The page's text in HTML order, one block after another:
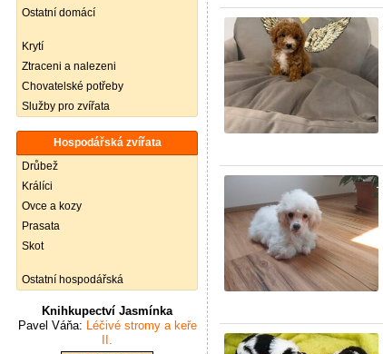
Ostatní domácí
Krytí
Ztraceni a nalezeni
Chovatelské potřeby
Služby pro zvířata
Hospodářská zvířata
Drůbež
Králíci
Ovce a kozy
Prasata
Skot
Ostatní hospodářská
Knihkupectví Jasmínka
Pavel Váňa: Léčivé stromy a keře
II.